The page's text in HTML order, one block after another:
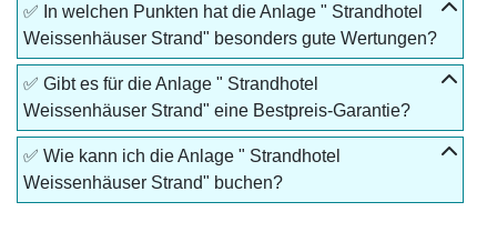
✅ In welchen Punkten hat die Anlage " Strandhotel
Weissenhäuser Strand" besonders gute Wertungen?
✅ Gibt es für die Anlage " Strandhotel
Weissenhäuser Strand" eine Bestpreis-Garantie?
✅ Wie kann ich die Anlage " Strandhotel
Weissenhäuser Strand" buchen?